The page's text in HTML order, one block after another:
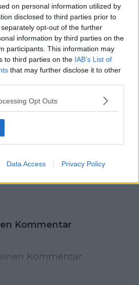
on personal information utilized by
disclosed to third parties prior to
opt-out of the further
information by third parties on the
participants. This information may
to third parties on the IAB’s List of
that may further disclose it to other
Opt Outs
Data Access Privacy Policy
de
Nächster Artikel
„Als du gesprochen
hast, wurde der Raum
still“ - Rowe lobt
Geraint Thomas für
das letzte Kapitel
seiner Karriere
Kommentar